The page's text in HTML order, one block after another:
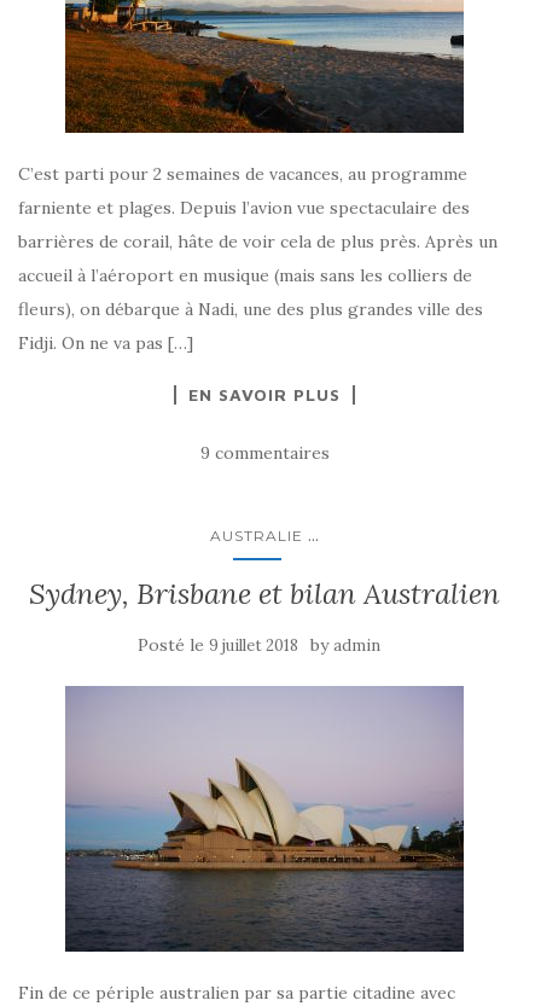
C’est parti pour 2 semaines de vacances, au programme
farniente et plages. Depuis l’avion vue spectaculaire des
barrières de corail, hâte de voir cela de plus près. Après un
accueil à l’aéroport en musique (mais sans les colliers de
fleurs), on débarque à Nadi, une des plus grandes ville des
Fidji. On ne va pas […]
EN SAVOIR PLUS
9 commentaires
AUSTRALIE ...
Sydney, Brisbane et bilan Australien
Posté le 9 juillet 2018 byadmin
Fin de ce périple australien par sa partie citadine avec